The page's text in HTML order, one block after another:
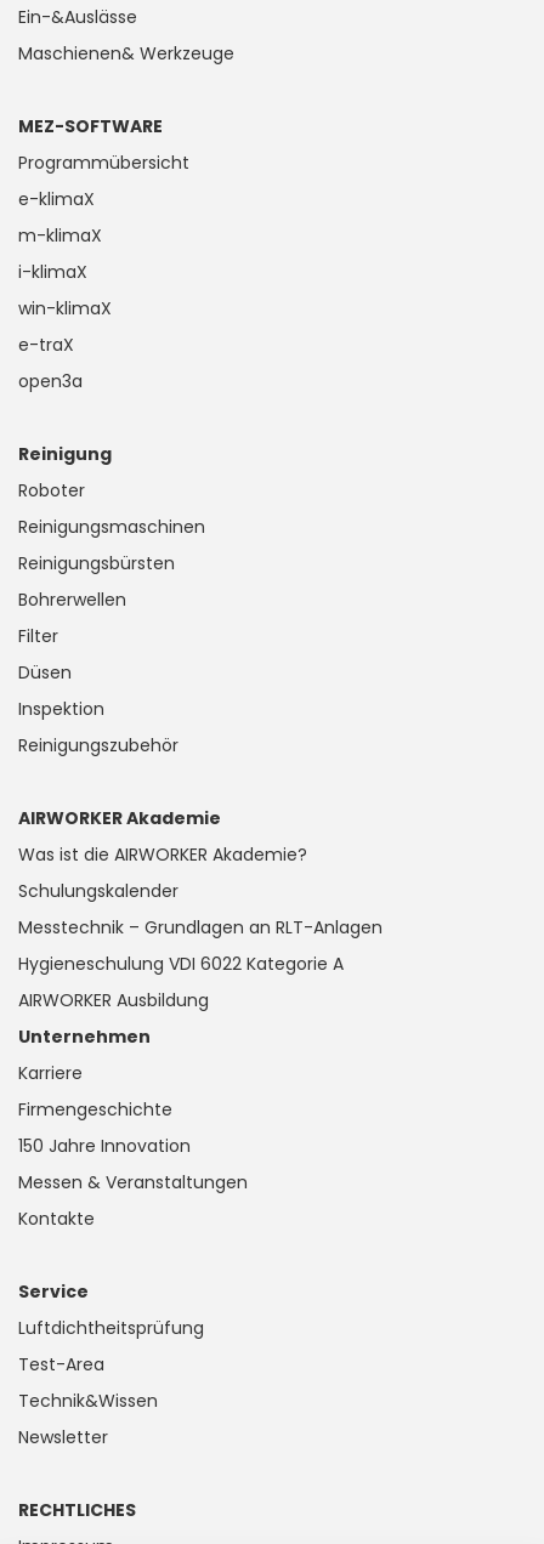
Ein-&Auslässe
Maschienen& Werkzeuge
MEZ-SOFTWARE
Programmübersicht
e-klimaX
m-klimaX
i-klimaX
win-klimaX
e-traX
open3a
Reinigung
Roboter
Reinigungsmaschinen
Reinigungsbürsten
Bohrerwellen
Filter
Düsen
Inspektion
Reinigungszubehör
AIRWORKER Akademie
Was ist die AIRWORKER Akademie?
Schulungskalender
Messtechnik – Grundlagen an RLT-Anlagen
Hygieneschulung VDI 6022 Kategorie A
AIRWORKER Ausbildung
Unternehmen
Karriere
Firmengeschichte
150 Jahre Innovation
Messen & Veranstaltungen
Kontakte
Service
Luftdichtheitsprüfung
Test-Area
Technik&Wissen
Newsletter
RECHTLICHES